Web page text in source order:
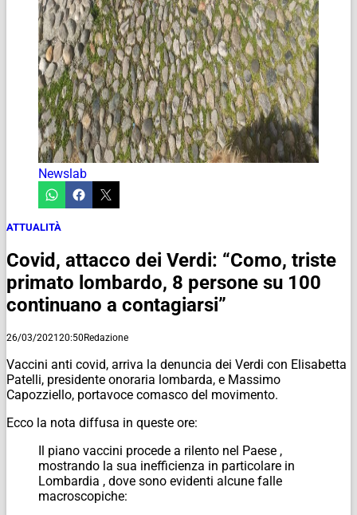
Newslab
ATTUALITÀ
Covid, attacco dei Verdi: “Como, triste
primato lombardo, 8 persone su 100
continuano a contagiarsi”
26/03/202120:50Redazione
Vaccini anti covid, arriva la denuncia dei Verdi con Elisabetta
Patelli, presidente onoraria lombarda, e Massimo
Capozziello, portavoce comasco del movimento.
Ecco la nota diffusa in queste ore:
Il piano vaccini procede a rilento nel Paese ,
mostrando la sua inefficienza in particolare in
Lombardia , dove sono evidenti alcune falle
macroscopiche: